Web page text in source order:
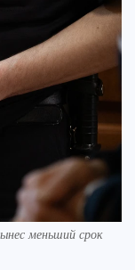
меньший срок